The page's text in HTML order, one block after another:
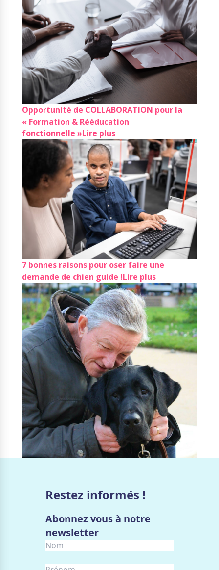
Opportunité de COLLABORATION pour la
« Formation & Rééducation
fonctionnelle »Lire plus
7 bonnes raisons pour oser faire une
demande de chien guide !Lire plus
Restez informés !
Abonnez vous à notre
newsletter